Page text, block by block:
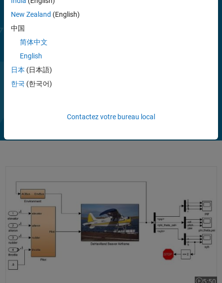
contrôleurs PID et des correcteurs à gains programmés. Vous
pouvez déployer des algorithmes de réglage automatique PID dans
du software embarqué pour calculer automatiquement les gains PID
de déployer des algorithmes de contrôle en mode glissant,
d’apprentissage itératif et de rejet actif de perturbations, ainsi que
d'autres algorithmes de contrôle non linéaires, adaptatifs et basés
contraintes pour ajuster les actions de contrôle, empêchant ainsi
Afficher plus
la
vidéo
New Zealand (English)
中国
简体中文
English
日本 (日本語)
한국 (한국어)
Contactez votre bureau local